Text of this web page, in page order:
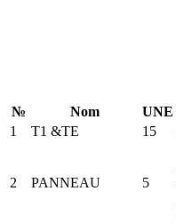
№ Nom UNE
1
T1 &TE 15
2 PANNEAU 5